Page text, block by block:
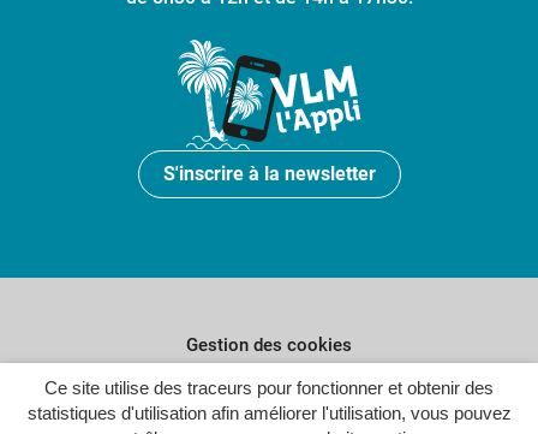
Ce site utilise des traceurs pour fonctionner et obtenir des
statistiques d'utilisation afin améliorer l'utilisation, vous pouvez
S'inscrire à la newsletter
Gestion des cookies
Plan du site